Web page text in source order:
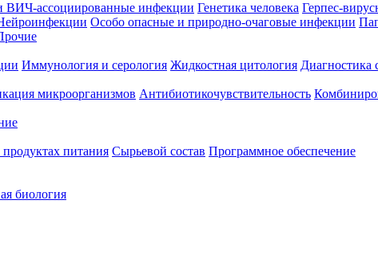
ассоциированные инфекции Генетика человека Герпес-
Особо опасные и природно-очаговые инфекции
Иммунология и серология Жидкостная цитология Диагностика
микроорганизмов Антибиотикочувствительность
питания Сырьевой состав Программное обеспечение
биология